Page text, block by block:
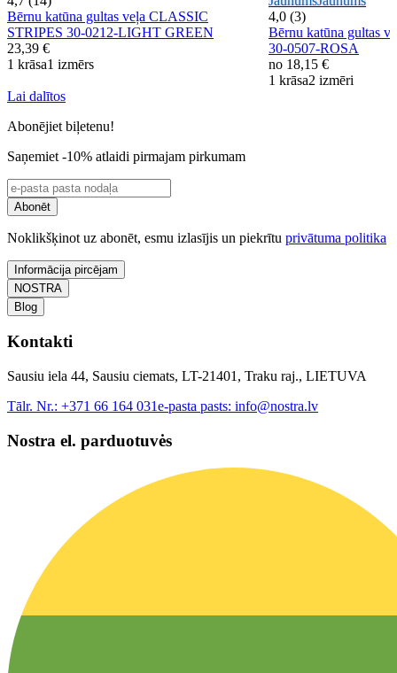
Bērnu katūna gultas veļa CLASSIC
STRIPES 30-0212-LIGHT GREEN
23,39 €
1 krāsa1 izmērs
4,0 (3)
Bērnu katūna gultas
30-0507-ROSA
no 18,15 €
1 krāsa2 izmēri
Lai dalītos
Abonējiet biļetenu!
Saņemiet -10% atlaidi pirmajam pirkumam
Abonēt
Noklikšķinot uz abonēt, esmu izlasījis un piekrītu privātuma politika
Informācija pircējam
NOSTRA
Blog
Kontakti
Sausiu iela 44, Sausiu ciemats, LT-21401, Traku raj., LIETUVA
Tālr. Nr.: +371 66 164 031e-pasta pasts: info@nostra.lv
Nostra el. parduotuvės